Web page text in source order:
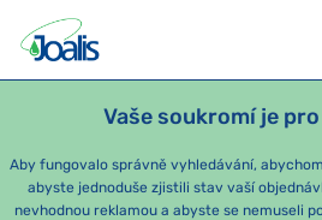
Vaše soukromí je
Aby fungovalo správně vyhledávání,
abyste jednoduše zjistili stav vaší
nevhodnou reklamou a abyste se nemuseli
PRODUKTY PODLE OBTÍŽÍ
e-shop Joalis Pro děti Sirupy
Sirupy Bambi